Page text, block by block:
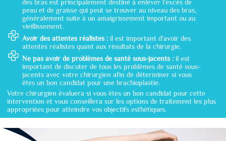
des bras est principalement destiné à enlever l'excès de
peau et de graisse qui peut se trouver au niveau des bras,
généralement suite à un amaigrissement important ou au
vieillissement.
Avoir des attentes réalistes : il est important d'avoir des
attentes réalistes quant aux résultats de la chirurgie.
Ne pas avoir de problèmes de santé sous-jacents : il est
important de discuter de tous les problèmes de santé sous-
jacents avec votre chirurgien afin de déterminer si vous
êtes un bon candidat pour une brachioplastie.
Votre chirurgien évaluera si vous êtes un bon candidat pour cette
intervention et vous conseillera sur les options de traitement les plus
appropriées pour atteindre vos objectifs esthétiques.